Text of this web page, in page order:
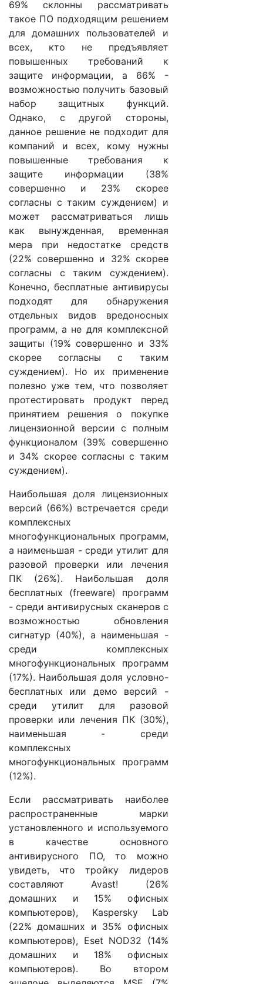
69% склонны рассматривать
такое ПО подходящим решением
для домашних пользователей и
всех, кто не предъявляет
повышенных требований к
защите информации, а 66% -
возможностью получить базовый
набор защитных функций.
Однако, с другой стороны,
данное решение не подходит для
компаний и всех, кому нужны
повышенные требования к
защите информации (38%
совершенно и 23% скорее
согласны с таким суждением) и
может рассматриваться лишь
как вынужденная, временная
мера при недостатке средств
(22% совершенно и 32% скорее
согласны с таким суждением).
Конечно, бесплатные антивирусы
подходят для обнаружения
отдельных видов вредоносных
программ, а не для комплексной
защиты (19% совершенно и 33%
скорее согласны с таким
суждением). Но их применение
полезно уже тем, что позволяет
протестировать продукт перед
принятием решения о покупке
лицензионной версии с полным
функционалом (39% совершенно
и 34% скорее согласны с таким
суждением).
Наибольшая доля лицензионных
версий (66%) встречается среди
комплексных
многофункциональных программ,
а наименьшая - среди утилит для
разовой проверки или лечения
ПК (26%). Наибольшая доля
бесплатных (freeware) программ
- среди антивирусных сканеров с
возможностью обновления
сигнатур (40%), а наименьшая -
среди комплексных
многофункциональных программ
(17%). Наибольшая доля условно-
бесплатных или демо версий -
среди утилит для разовой
проверки или лечения ПК (30%),
наименьшая - среди
комплексных
многофункциональных программ
(12%).
Если рассматривать наиболее
распространенные марки
установленного и используемого
в качестве основного
антивирусного ПО, то можно
увидеть, что тройку лидеров
составляют Avast! (26%
домашних и 15% офисных
компьютеров), Kaspersky Lab
(22% домашних и 35% офисных
компьютеров), Eset NOD32 (14%
домашних и 18% офисных
компьютеров). Во втором